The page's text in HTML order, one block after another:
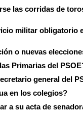
las corridas de
militar obligatorio
o nuevas
Primarias del
general del
en los colegios?
a su acta de